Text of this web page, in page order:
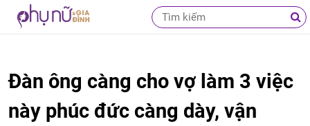
Đàn ông càng cho vợ làm 3 việc
này phúc đức càng dày, vận